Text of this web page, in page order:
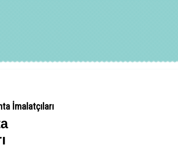
İmalatçıları